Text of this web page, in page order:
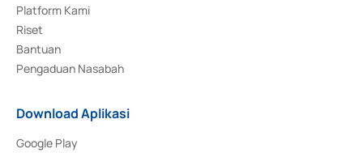
Platform Kami
Riset
Bantuan
Pengaduan Nasabah
Download Aplikasi
Google Play